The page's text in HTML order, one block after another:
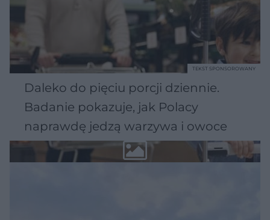
Daleko do pięciu porcji dziennie.
Badanie pokazuje, jak Polacy
naprawdę jedzą warzywa i owoce
TEKST SPONSOROWANY